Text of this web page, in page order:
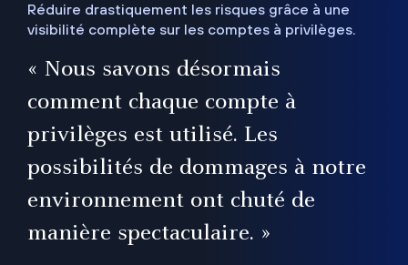
Réduire drastiquement les risques grâce à une
visibilité complète sur les comptes à privilèges.
« Nous savons désormais
comment chaque compte à
privilèges est utilisé. Les
possibilités de dommages à notre
environnement ont chuté de
manière spectaculaire. »